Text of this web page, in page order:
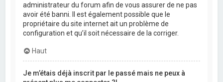
administrateur du forum afin de vous assurer de ne pas
avoir été banni. Il est également possible que le
propriétaire du site internet ait un problème de
configuration et qu’il soit nécessaire de la corriger.
Haut
Je m’étais déjà inscrit par le passé mais ne peux à